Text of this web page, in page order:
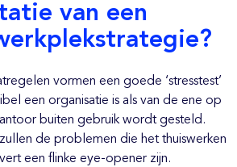
van een
vormen een goede ‘stresstest’
een organisatie is als van de ene op
buiten gebruik wordt gesteld.
de problemen die het thuiswerken
een flinke eye-opener zijn.